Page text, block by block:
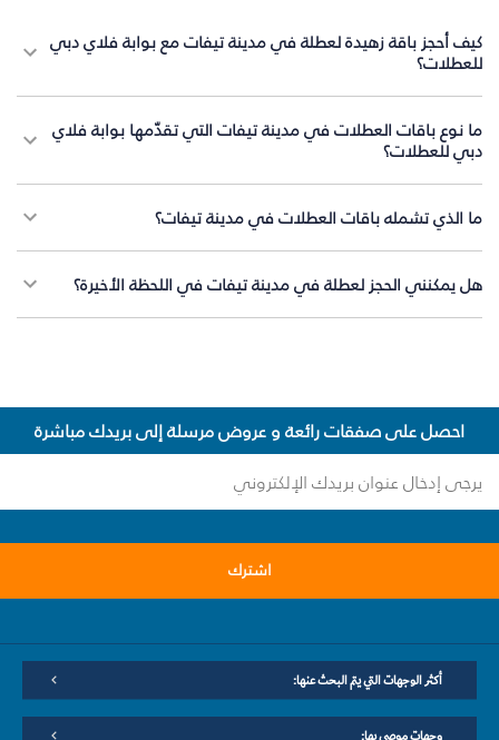
كيف أحجز باقة زهيدة لعطلة في مدينة تيفات مع بوابة فلاي دبي
للعطلات؟
ما نوع باقات العطلات في مدينة تيفات التي تقدّمها بوابة فلاي
دبي للعطلات؟
ما الذي تشمله باقات العطلات في مدينة تيفات؟
هل يمكنني الحجز لعطلة في مدينة تيفات في اللحظة الأخيرة؟
احصل على صفقات رائعة و عروض مرسلة إلى بريدك مباشرة
اشترك
أكثر الوجهات التي يتم البحث عنها:
وجهات موصى بها: